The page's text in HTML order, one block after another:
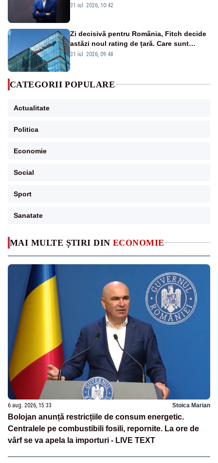
MAI MULTE ȘTIRI DIN ECONOMIE
6 aug. 2026, 15:33 Stoica Marian
Bolojan anunță restricțiile de consum energetic.
Centralele pe combustibili fosili, repornite. La ore de
vârf se va apela la importuri - LIVE TEXT
rezultat al guvernărilor din ultimii 36 de
31 iul. 2026, 10:42
Zi decisivă pentru România, Fitch decide
astăzi noul rating de țară. Care sunt
efectele retrogradării la categoria „junk”
31 iul. 2026, 09:48
CATEGORII POPULARE
Actualitate
Politica
Economie
Social
Sport
Sanatate